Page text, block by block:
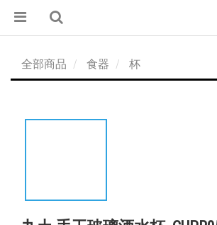
全部商品 食器 杯